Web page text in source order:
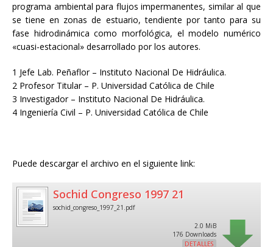
programa ambiental para flujos impermanentes, similar al que
se tiene en zonas de estuario, tendiente por tanto para su
fase hidrodinámica como morfológica, el modelo numérico
«cuasi-estacional» desarrollado por los autores.
1 Jefe Lab. Peñaflor – Instituto Nacional De Hidráulica.
2 Profesor Titular – P. Universidad Católica de Chile
3 Investigador – Instituto Nacional De Hidráulica.
4 Ingeniería Civil – P. Universidad Católica de Chile
Puede descargar el archivo en el siguiente link:
Sochid Congreso 1997 21
sochid_congreso_1997_21.pdf
2.0 MiB
176 Downloads
DETALLES